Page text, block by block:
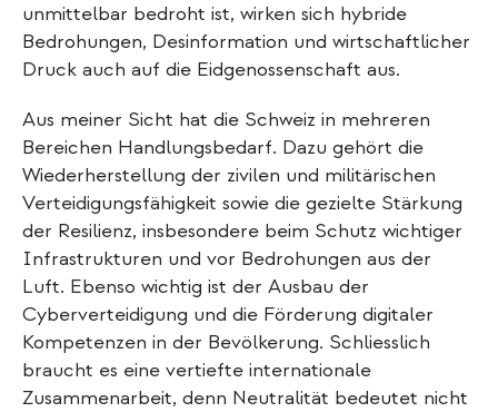
unmittelbar bedroht ist, wirken sich hybride
Bedrohungen, Desinformation und wirtschaftlicher
Druck auch auf die Eidgenossenschaft aus.
Aus meiner Sicht hat die Schweiz in mehreren
Bereichen Handlungsbedarf. Dazu gehört die
Wiederherstellung der zivilen und militärischen
Verteidigungsfähigkeit sowie die gezielte Stärkung
der Resilienz, insbesondere beim Schutz wichtiger
Infrastrukturen und vor Bedrohungen aus der
Luft. Ebenso wichtig ist der Ausbau der
Cyberverteidigung und die Förderung digitaler
Kompetenzen in der Bevölkerung. Schliesslich
braucht es eine vertiefte internationale
Zusammenarbeit, denn Neutralität bedeutet nicht